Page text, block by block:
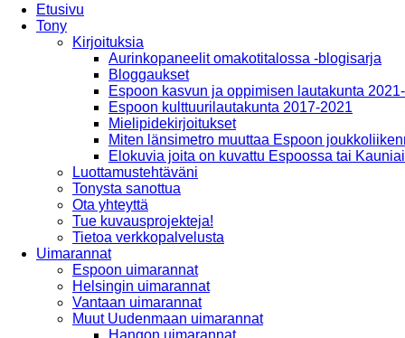
Etusivu
Tony
Kirjoituksia
Aurinkopaneelit omakotitalossa -blogisarja
Bloggaukset
Espoon kasvun ja oppimisen lautakunta
Espoon kulttuurilautakunta 2017-2021
Mielipidekirjoitukset
Miten länsimetro muuttaa Espoon
Elokuvia joita on kuvattu Espoossa tai
Luottamustehtäväni
Tonysta sanottua
Ota yhteyttä
Tue kuvausprojekteja!
Tietoa verkkopalvelusta
Uimarannat
Espoon uimarannat
Helsingin uimarannat
Vantaan uimarannat
Muut Uudenmaan uimarannat
Hangon uimarannat